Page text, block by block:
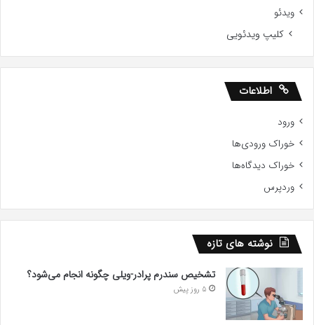
ویدئو
کلیپ ویدئویی
اطلاعات
ورود
خوراک ورودی‌ها
خوراک دیدگاه‌ها
وردپرس
نوشته های تازه
تشخیص سندرم پرادر-ویلی چگونه انجام می‌شود؟
5 روز پیش